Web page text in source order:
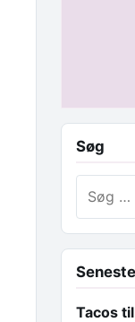
Søg
Tacos